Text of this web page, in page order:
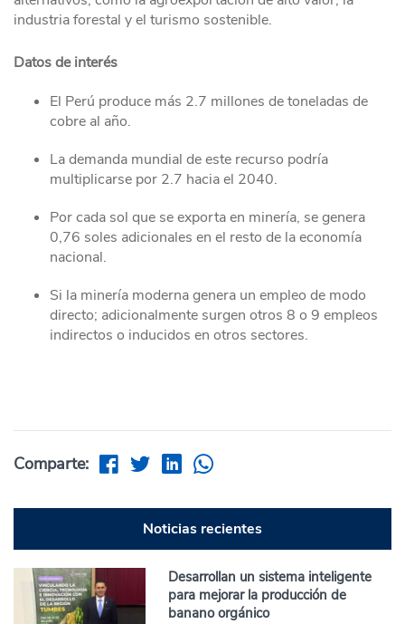
industria forestal y el turismo sostenible.
Datos de interés
El Perú produce más 2.7 millones de toneladas de
cobre al año.
La demanda mundial de este recurso podría
multiplicarse por 2.7 hacia el 2040.
Por cada sol que se exporta en minería, se genera
0,76 soles adicionales en el resto de la economía
nacional.
Si la minería moderna genera un empleo de modo
directo; adicionalmente surgen otros 8 o 9 empleos
indirectos o inducidos en otros sectores.
Comparte:
Noticias recientes
Desarrollan un sistema inteligente
para mejorar la producción de
banano orgánico